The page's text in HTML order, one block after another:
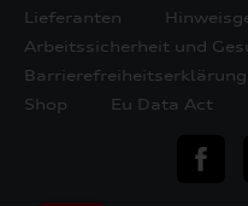
Lieferanten
Arbeitssicherheit und
Barrierefreiheitserklärung
Shop
Eu Data Act
teilen